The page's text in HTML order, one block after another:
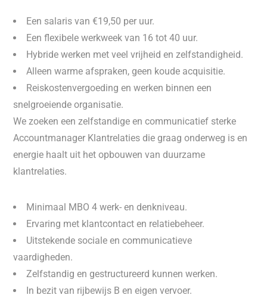
Een salaris van €19,50 per uur.
Een flexibele werkweek van 16 tot 40 uur.
Hybride werken met veel vrijheid en zelfstandigheid.
Alleen warme afspraken, geen koude acquisitie.
Reiskostenvergoeding en werken binnen een
snelgroeiende organisatie.
We zoeken een zelfstandige en communicatief sterke
Accountmanager Klantrelaties die graag onderweg is en
energie haalt uit het opbouwen van duurzame
klantrelaties.
Minimaal MBO 4 werk- en denkniveau.
Ervaring met klantcontact en relatiebeheer.
Uitstekende sociale en communicatieve
vaardigheden.
Zelfstandig en gestructureerd kunnen werken.
In bezit van rijbewijs B en eigen vervoer.